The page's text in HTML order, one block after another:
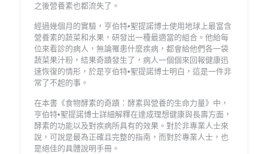
之後營養素也都流失了。
經過幾個月的實驗，亨伯特•聖提諾博士使用地球上最富含
營養素的蔬菜和水果，研發出一種最適當的組合。他給每
位來看診的病人，無論罹患什麼疾病，都會給他們各一袋
蔬菜果汁粉，結果奇蹟發生了，病人一個個來回報健康迅
速恢復的情形，於是亨伯特•聖提諾博士明白，這是一件非
常了不起的事。
在本書《食物酵素的奇蹟：酵素與營養的生命力量》中，
亨伯特•聖提諾博士詳細解釋在達成理想健康與長壽方面，
酵素的功能以及對疾病所具有的效果。對於非專業人士來
說，可說是最為正確且完整的指南，而對於專業人士，也
是絕佳的具體說明手冊。